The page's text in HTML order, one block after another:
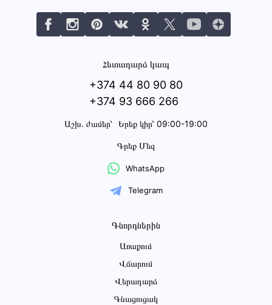
Հետադարձ կապ
+374 44 80 90 80
+374 93 666 266
Աշխ․ ժամեր՝ Երեք կիր՝ 09:00-19:00
Գրեք Մեզ
WhatsApp
Telegram
Գնորդներին
Առաքում
Վճարում
Վերադարձ
Գնացուցակ